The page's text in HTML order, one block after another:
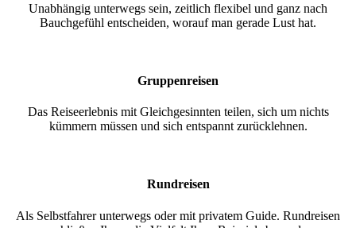
Unabhängig unterwegs sein, zeitlich flexibel und ganz nach
Bauchgefühl entscheiden, worauf man gerade Lust hat.
Gruppenreisen
Das Reiseerlebnis mit Gleichgesinnten teilen, sich um nichts
kümmern müssen und sich entspannt zurücklehnen.
Rundreisen
Als Selbstfahrer unterwegs oder mit privatem Guide. Rundreisen